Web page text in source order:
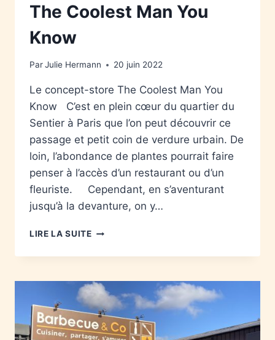
The Coolest Man You
Know
ParJulie Hermann 20 juin 2022
Le concept-store The Coolest Man You
Know C’est en plein cœur du quartier du
Sentier à Paris que l’on peut découvrir ce
passage et petit coin de verdure urbain. De
loin, l’abondance de plantes pourrait faire
penser à l’accès d’un restaurant ou d’un
fleuriste. Cependant, en s’aventurant
jusqu’à la devanture, on y…
LIRE LA SUITE